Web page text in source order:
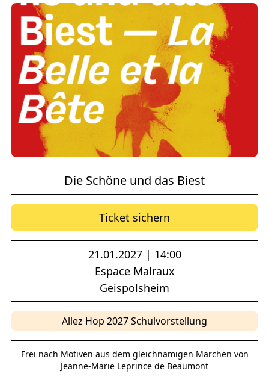
Die Schöne und das Biest
Ticket sichern
21.01.2027 | 14:00
Espace Malraux
Geispolsheim
Allez Hop 2027 Schulvorstellung
Frei nach Motiven aus dem gleichnamigen Märchen von
Jeanne-Marie Leprince de Beaumont